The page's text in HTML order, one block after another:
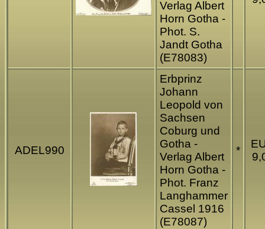
Verlag Albert
Horn Gotha -
Phot. S.
Jandt Gotha
(E78083)
ADEL990
Erbprinz
Johann
Leopold von
Sachsen
Coburg und
Gotha -
Verlag Albert
Horn Gotha -
Phot. Franz
Langhammer
Cassel 1916
(E78087)
*